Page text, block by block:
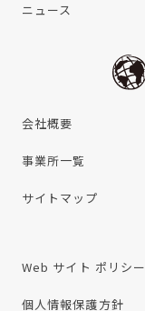
ニュース
会社概要
事業所一覧
サイトマップ
Web サイト ポリシー
個人情報保護方針